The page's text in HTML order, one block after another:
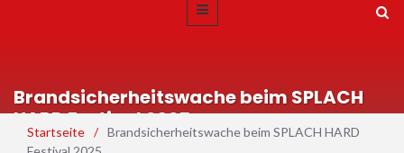
Brandsicherheitswache beim SPLACH
HARD Festival 2025
Startseite / Brandsicherheitswache beim SPLACH HARD